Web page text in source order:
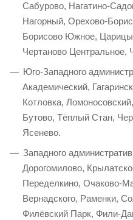
Сабурово, Нагатино-
Нагорный, Орехово-
Борисово Южное,
Чертаново Центральное,
Юго-Западного
Академический,
Котловка,
Бутово, Тёплый Стан,
Ясенево.
Западного
Дорогомилово,
Переделкино, Очаково-
Вернадского, Раменки,
Филёвский Парк, Фили-